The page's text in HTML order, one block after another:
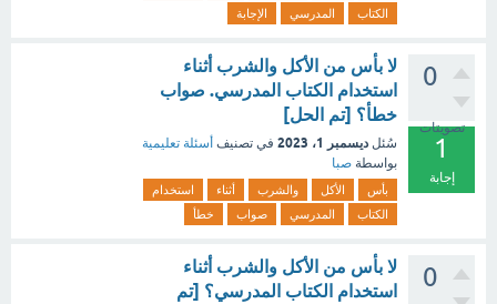
الكتاب
المدرسي الإجابة
0
تصويتات
1
إجابة
لا بأس من الأكل والشرب أثناء
استخدام الكتاب المدرسي. صواب
خطأ؟ [تم الحل]
سُئل ديسمبر 1، 2023 في تصنيف أسئلة تعليمية
بواسطة صبا
بأس الأكل والشرب أثناء
استخدام
الكتاب
المدرسي صواب خطأ
0
لا بأس من الأكل والشرب أثناء
استخدام الكتاب المدرسي؟ [تم